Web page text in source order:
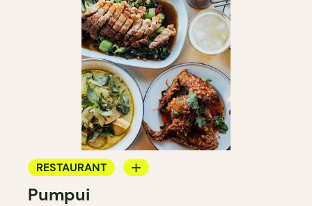
RESTAURANT
ÉPICERIE / DEP
Pumpui